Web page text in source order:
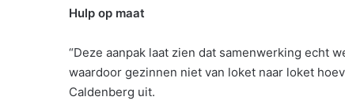
Hulp op maat
“Deze aanpak laat zien dat samenwerking echt
waardoor gezinnen niet van loket naar loket
Caldenberg uit.